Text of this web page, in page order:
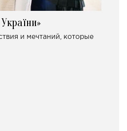
и мечтаний, которые